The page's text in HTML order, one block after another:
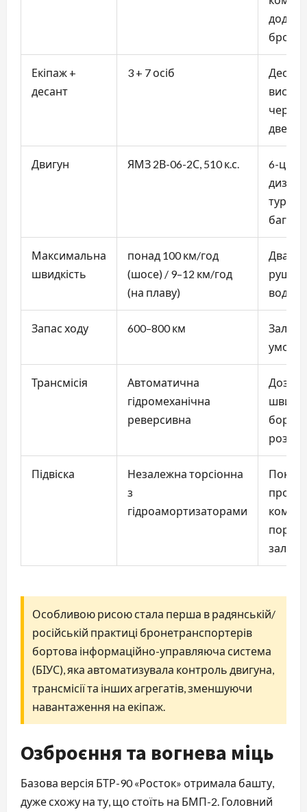
Екіпаж +
десант
3 + 7 осіб
Десант
через
двері
Двигун ЯМЗ 2В-06-2С, 510 к.с.
6-
Максимальна
швидкість
понад 100 км/год
(шосе) / 9–12 км/год
(на плаву)
Два
рушії
воді
Запас ходу 600–800 км
умов
Трансмісія
Автоматична
гідромеханічна
реверсивна
Підвіска
Незалежна торсіонна
з
гідроамортизаторами
Особливою рисою стала перша в радянській/
російській практиці бронетранспортерів
бортова інформаційно-управляюча система
(БІУС), яка автоматизувала контроль двигуна,
трансмісії та інших агрегатів, зменшуючи
навантаження на екіпаж.
Озброєння та вогнева міць
Базова версія БТР-90 «Росток» отримала башту,
дуже схожу на ту, що стоїть на БМП-2. Головний